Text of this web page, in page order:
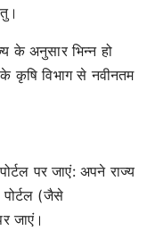
के अनुसार भिन्न हो
कृषि विभाग से नवीनतम
पर जाएं: अपने राज्य
पोर्टल (जैसे
जाएं।